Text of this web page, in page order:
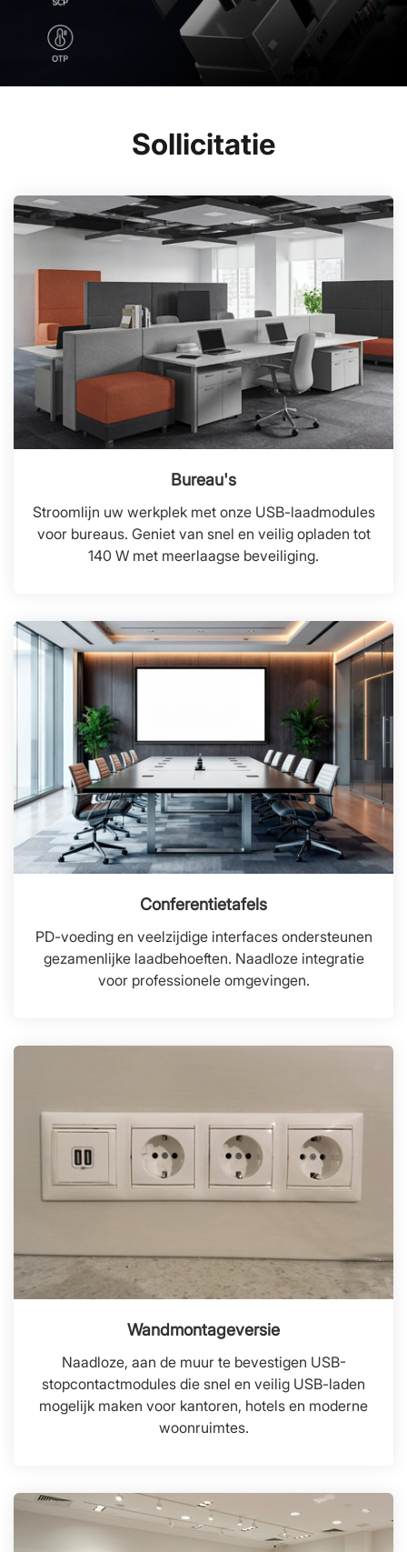
Sollicitatie
Bureau's
Stroomlijn uw werkplek met onze USB-laadmodules
voor bureaus. Geniet van snel en veilig opladen tot
140 W met meerlaagse beveiliging.
Conferentietafels
PD-voeding en veelzijdige interfaces ondersteunen
gezamenlijke laadbehoeften. Naadloze integratie
voor professionele omgevingen.
Wandmontageversie
Naadloze, aan de muur te bevestigen USB-
stopcontactmodules die snel en veilig USB-laden
mogelijk maken voor kantoren, hotels en moderne
woonruimtes.